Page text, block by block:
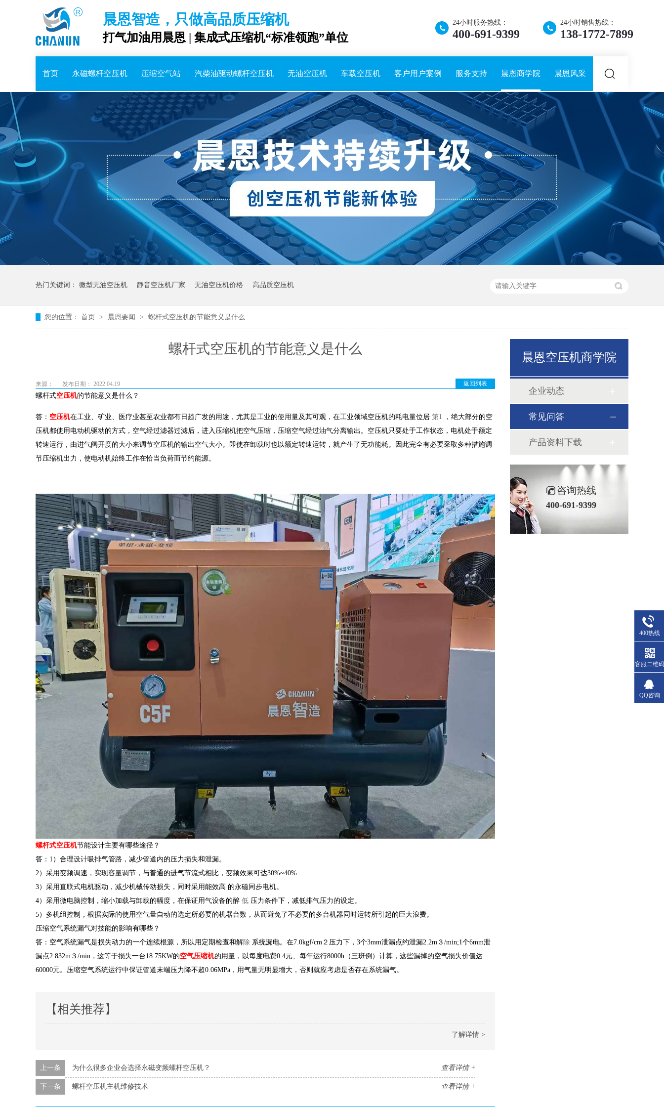
晨恩智造，只做高品质压缩机
打气加油用晨恩 | 集成式压缩机“标准领跑”单位
24小时服务热线：
400-691-9399
24小时销售热线：
138-1772-7899
首页 永磁螺杆空压机 压缩空气站 汽柴油驱动螺杆空压机 无油空压机 车载空压机 客户用户案例 服务支持 晨恩商学院 晨恩风采
热门关键词： 微型无油空压机 静音空压机厂家 无油空压机价格 高品质空压机
您的位置： 首页 > 晨恩要闻 > 螺杆式空压机的节能意义是什么
螺杆式空压机的节能意义是什么
返回列表
来源： 发布日期： 2022.04.19
螺杆式空压机的节能意义是什么？
答： 空压机在工业、矿业、医疗业甚至农业都有日趋广发的用途，尤其是工业的使用量及其可观，在工业领域空压机的耗电量位居 第1
，绝大部分的空
压机都使用电动机驱动的方式，空气经过滤器过滤后，进入压缩机把空气压缩，压缩空气经过油气分离输出。空压机只要处于工作状态，电机处于额定
转速运行，由进气阀开度的大小来调节空压机的输出空气大小。即使在卸载时也以额定转速运转，就产生了无功能耗。因此完全有必要采取多种措施调
节压缩机出力，使电动机始终工作在恰当负荷而节约能源。
螺杆式空压机节能设计主要有哪些途径？
答：1）合理设计吸排气管路，减少管道内的压力损失和泄漏。
2）采用变频调速，实现容量调节，与普通的进气节流式相比，变频效果可达30%~40%
3）采用直联式电机驱动，减少机械传动损失，同时采用能效高 的永磁同步电机。
4）采用微电脑控制，缩小加载与卸载的幅度，在保证用气设备的醉 低 压力条件下，减低排气压力的设定。
5）多机组控制，根据实际的使用空气量自动的选定所必要的机器台数，从而避免了不必要的多台机器同时运转所引起的巨大浪费。
压缩空气系统漏气对技能的影响有哪些？
答：空气系统漏气是损失动力的一个连续根源，所以用定期检查和解除 系统漏电。在7.0kgf/cm２压力下，3个3mm泄漏点约泄漏2.2m３/min;1个6mm泄
漏点2.832m３/min，这等于损失一台18.75KW的空气压缩机的用量，以每度电费0.4元、每年运行8000h（三班倒）计算，这些漏掉的空气损失价值达
60000元。压缩空气系统运行中保证管道末端压力降不超0.06MPa，用气量无明显增大，否则就应考虑是否存在系统漏气。
【相关推荐】
了解详情 >
查看详情 +
上一条 为什么很多企业会选择永磁变频螺杆空压机？
查看详情 +
下一条 螺杆空压机主机维修技术
晨恩空压机商学院
企业动态
常见问答
产品资料下载
咨询热线
400-691-9399
400热线
客服二维码
QQ咨询